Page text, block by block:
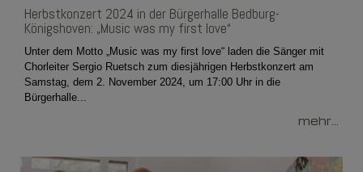
Herbstkonzert 2024 in der Bürgerhalle Bedburg-
Königshoven: „Music was my first love“
Unter dem Motto „Music was my first love“ laden die Sänger mit
Chorleiter Sergio Ruetsch zum diesjährigen Herbstkonzert am
Samstag, dem 2. November 2024, um 17:00 Uhr in die
Bürgerhalle...
mehr...